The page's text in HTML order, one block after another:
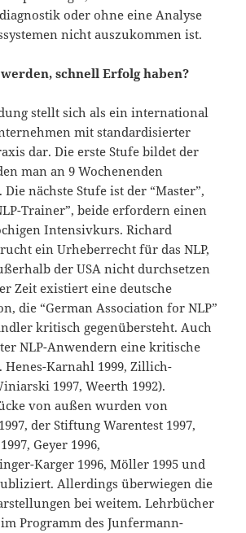
oder ohne eine Analyse
nicht auszukommen ist.
schnell Erfolg haben?
stellt sich als ein international
mit standardisierter
dar. Die erste Stufe bildet der
man an 9 Wochenenden
nächste Stufe ist der “Master”,
Trainer”, beide erfordern einen
Intensivkurs. Richard
ein Urheberrecht für das NLP,
der USA nicht durchsetzen
Zeit existiert eine deutsche
die “German Association for NLP”
kritisch gegenübersteht. Auch
NLP-Anwendern eine kritische
Henes-Karnahl 1999, Zillich-
1997, Weerth 1992).
von außen wurden von
der Stiftung Warentest 1997,
Geyer 1996,
Karger 1996, Möller 1995 und
Allerdings überwiegen die
bei weitem. Lehrbücher
Programm des Junfermann-